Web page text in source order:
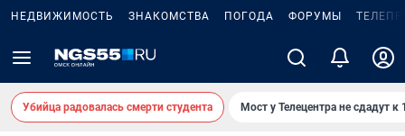
НЕДВИЖИМОСТЬ ЗНАКОМСТВА ПОГОДА ФОРУМЫ
Убийца радовалась смерти студента Мост у Телецентра не сдадут к